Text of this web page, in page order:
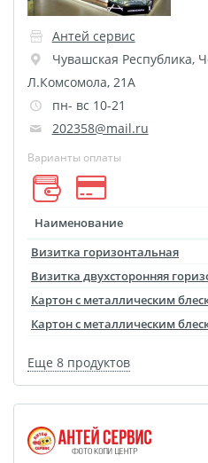
Оживающие визитки
Календарь отрывной
оживающий
Фотокнига 56
Spotify Glass
ДЕМО ДЕМО
Рекламные конструкции
Обложки для авто
документов
Таблички на дверь
Сертификат
Фото на толстовках
Фреймы в фоторамках
Антей сервис
Чувашская Республика,
Л.Комсомола, 21А
пн- вс 10-21
202358@mail.ru
Варианты оплаты
Наименование
Визитка горизонтальная
Визитка двухсторонняя
Картон с металлическим
Картон с металлическим
Еще 8 продуктов